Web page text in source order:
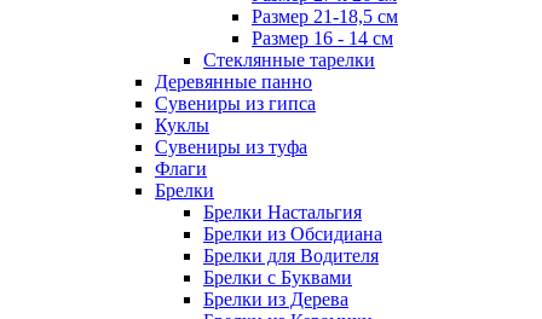
Размер 21-18,5 см
Размер 16 - 14 см
Стеклянные тарелки
Деревянные панно
Сувениры из гипса
Куклы
Сувениры из туфа
Флаги
Брелки
Брелки Настальгия
Брелки из Обсидиана
Брелки для Водителя
Брелки с Буквами
Брелки из Дерева